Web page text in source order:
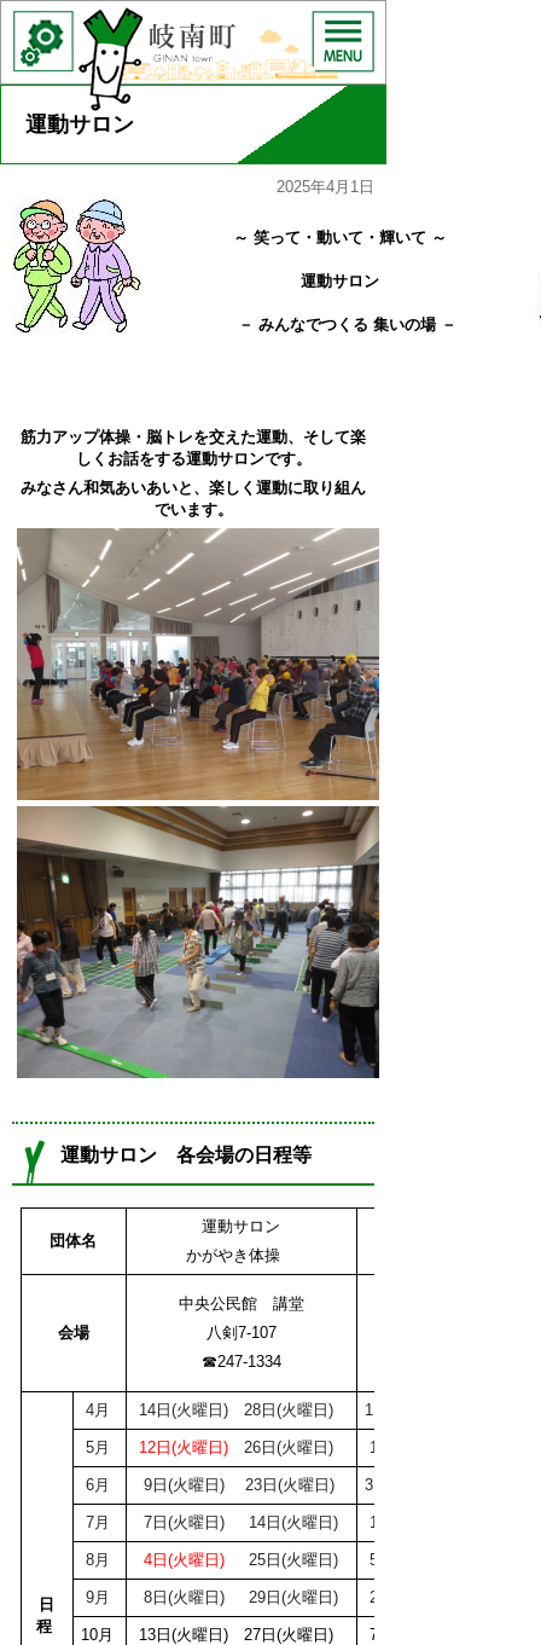
運動サロン
2025年4月1日
～ 笑って・動いて・輝いて ～
運動サロン
－ みんなでつくる 集いの場 －
筋力アップ体操・脳トレを交えた運動、そして楽
しくお話をする運動サロンです。
みなさん和気あいあいと、 楽しく運動に取り組ん
でいます。
運動サロン 各会場の日程等
団体名
運動サロン
かがやき体操
会場
中央公民館 講堂
八剣7-107
☎247-1334
日
程
4月 14日(火曜日) 28日(火曜日) 1日(水曜日) 15日(水曜
5月 12日(火曜日) 26 日(火曜日) 13
6月 9日(火曜日) 23 日(火曜日) 3日(水曜日) 17日(水曜
7月 7日(火曜日) 14日(火曜日) 1
8月 4 日(火曜日) 25 日(火曜日) 5日(水曜日) 19日(水曜
9月 8 日(火曜日) 29 日(火曜日) 2日(水曜日) 16
10月 13日(火曜日) 27日(火曜日) 7日(水曜日) 21日(水曜